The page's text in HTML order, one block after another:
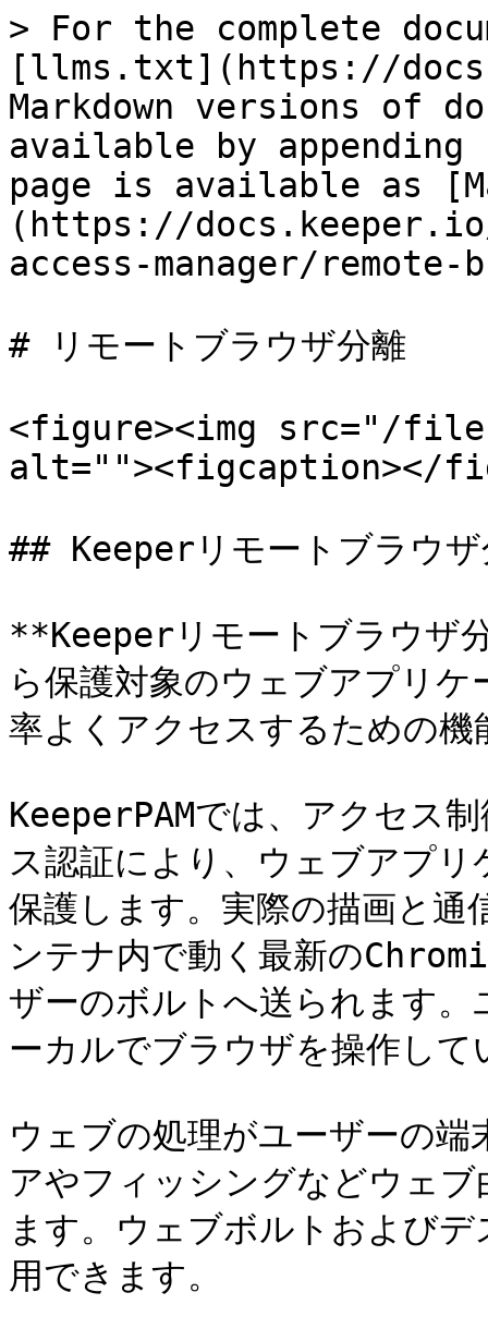
> For the complete
[llms.txt](https://
Markdown versions of
available by
page is available as
(https://
access-manager/
# リモートブラウザ分離
<figure><img src="/
alt=""><figcaption></
## Keeperリモートブラウ
**Keeperリモートブラウ
ら保護対象のウェブアプリケ
率よくアクセスするための機
KeeperPAMでは、アクセス
ス認証により、ウェブアプ
保護します。実際の描画と
ンテナ内で動く最新の
ザーのボルトへ送られます
ーカルでブラウザを操作し
ウェブの処理がユーザーの
アやフィッシングなどウェ
ます。ウェブボルトおよび
用できます。